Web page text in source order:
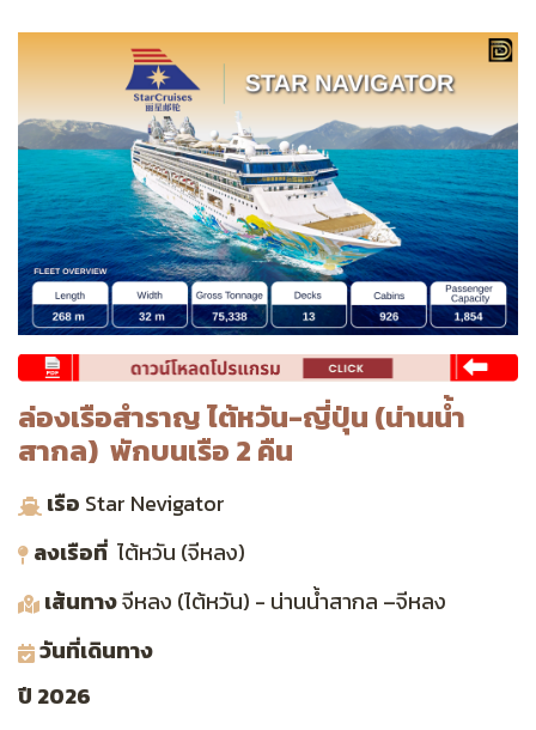
ล่องเรือสำราญ ไต้หวัน-ญี่ปุ่น (น่านน้ำ
สากล) พักบนเรือ 2 คืน
เรือ Star Nevigator
ลงเรือที่ ไต้หวัน (จีหลง)
เส้นทางจีหลง (ไต้หวัน) - น่านน้ำสากล –จีหลง
วันที่เดินทาง
ปี 2026